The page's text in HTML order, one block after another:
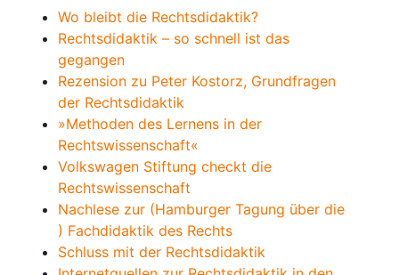
Wo bleibt die Rechtsdidaktik?
Rechtsdidaktik – so schnell ist das
gegangen
Rezension zu Peter Kostorz, Grundfragen
der Rechtsdidaktik
»Methoden des Lernens in der
Rechtswissenschaft«
Volkswagen Stiftung checkt die
Rechtswissenschaft
Nachlese zur (Hamburger Tagung über die
) Fachdidaktik des Rechts
Schluss mit der Rechtsdidaktik